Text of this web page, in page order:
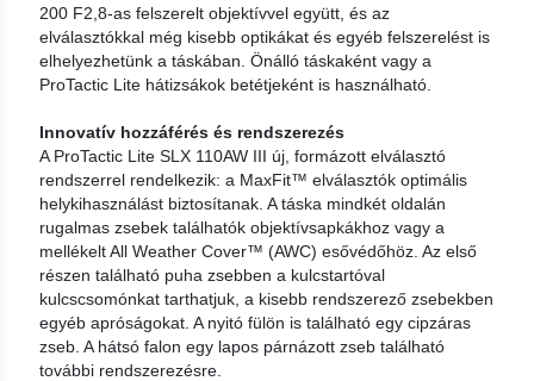
200 F2,8-as felszerelt objektívvel együtt, és az
elválasztókkal még kisebb optikákat és egyéb felszerelést is
elhelyezhetünk a táskában. Önálló táskaként vagy a
ProTactic Lite hátizsákok betétjeként is használható.
Innovatív hozzáférés és rendszerezés
A ProTactic Lite SLX 110AW III új, formázott elválasztó
rendszerrel rendelkezik: a MaxFit™ elválasztók optimális
helykihasználást biztosítanak. A táska mindkét oldalán
rugalmas zsebek találhatók objektívsapkákhoz vagy a
mellékelt All Weather Cover™ (AWC) esővédőhöz. Az első
részen található puha zsebben a kulcstartóval
kulcscsomónkat tarthatjuk, a kisebb rendszerező zsebekben
egyéb apróságokat. A nyitó fülön is található egy cipzáras
zseb. A hátsó falon egy lapos párnázott zseb található
további rendszerezésre.